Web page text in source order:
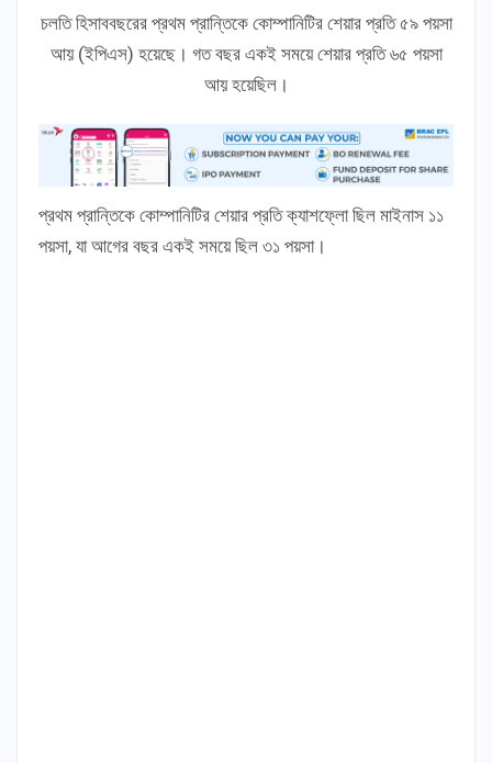
চলতি হিসাববছরের প্রথম প্রান্তিকে কোম্পানিটির শেয়ার প্রতি ৫৯ পয়সা
আয় (ইপিএস) হয়েছে। গত বছর একই সময়ে শেয়ার প্রতি ৬৫ পয়সা
আয় হয়েছিল।
প্রথম প্রান্তিকে কোম্পানিটির শেয়ার প্রতি ক্যাশফ্লো ছিল মাইনাস ১১
পয়সা, যা আগের বছর একই সময়ে ছিল ৩১ পয়সা।